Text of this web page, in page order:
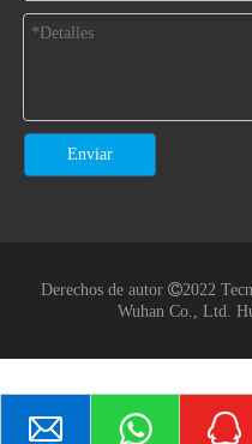
Enviar
Derechos de autor 2022
Wuhan Co., Ltd.